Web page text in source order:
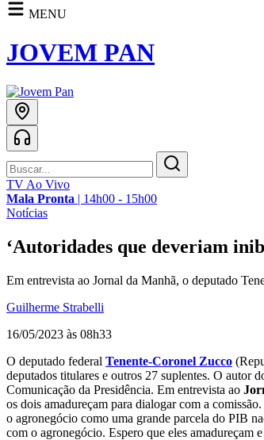
MENU
JOVEM PAN
TV Ao Vivo
Mala Pronta | 14h00 - 15h00
Notícias
‘Autoridades que deveriam
Em entrevista ao Jornal da Manhã, o deputado
Guilherme Strabelli
16/05/2023 às 08h33
O deputado federal Tenente-Coronel Zucco
deputados titulares e outros 27 suplentes. O autor
Comunicação da Presidência. Em entrevista ao
os dois amadureçam para dialogar com a
o agronegócio como uma grande parcela do PIB
com o agronegócio. Espero que eles amadureçam